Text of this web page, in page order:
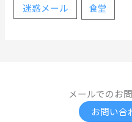
迷惑メール 食堂
メールでのお
お問い合